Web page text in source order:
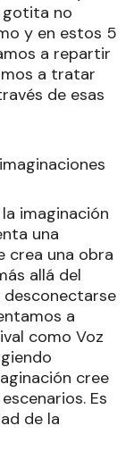
gotita no
y en estos 5
a repartir
a tratar
de esas
imaginación
una
crea una obra
allá del
desconectarse
a
como Voz
cree
Es
de la